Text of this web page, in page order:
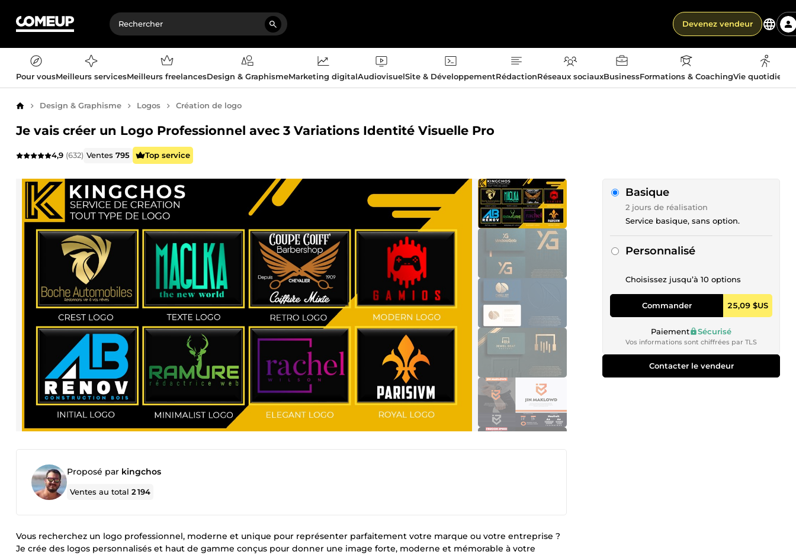
Devenez vendeur
Pour vousMeilleurs servicesMeilleurs freelancesDesign & GraphismeMarketing digitalAudiovisuelSite & DéveloppementRédactionRéseaux sociauxBusinessFormations & CoachingVie
AccueilDesign & Graphisme Logos Création de logo
Je vais créer un Logo Professionnel avec 3 Variations Identité Visuelle Pro
4,9 (632) Ventes795 Top service
Proposé par kingchos
Ventes au total2 194
Vous recherchez un logo professionnel, moderne et unique pour représenter parfaitement votre marque ou votre entreprise ?
Je crée des logos personnalisés et haut de gamme conçus pour donner une image forte, moderne et mémorable à votre
Basique
2 jours de réalisation
Service basique, sans option.
Personnalisé
Choisissez jusqu’à 10 options
Commander 25,09 $US
Paiement Sécurisé
Vos informations sont chiffrées par TLS
Contacter le vendeur